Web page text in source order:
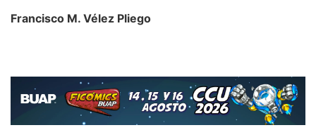
Francisco M. Vélez Pliego